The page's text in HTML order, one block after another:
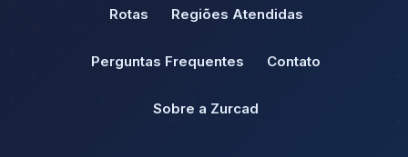
Rotas Regiões Atendidas
Perguntas Frequentes Contato
Sobre a Zurcad